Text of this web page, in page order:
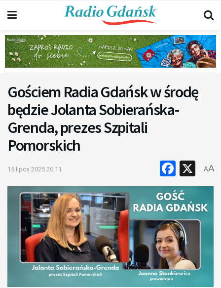
Gościem Radia Gdańsk w środę
będzie Jolanta Sobierańska-
Grenda, prezes Szpitali
Pomorskich
15 lipca 2025 20:11 X
AA